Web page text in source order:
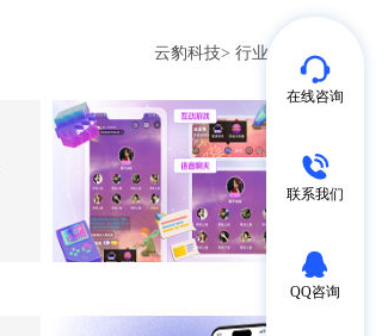
云豹科技> 行业动态
在线咨询
联系我们
QQ咨询